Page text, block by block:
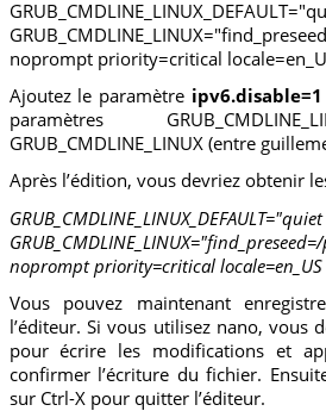
noprompt priority=critical
Ajoutez le paramètre ipv6.disable=1
paramètres
GRUB_CMDLINE_LINUX (entre
Après l’édition, vous devriez obtenir
GRUB_CMDLINE_LINUX_DEFAULT="quiet
noprompt priority=critical locale=en_US
Vous pouvez maintenant
l’éditeur. Si vous utilisez nano, vous
pour écrire les modifications et
confirmer l’écriture du fichier.
sur Ctrl-X pour quitter l’éditeur.